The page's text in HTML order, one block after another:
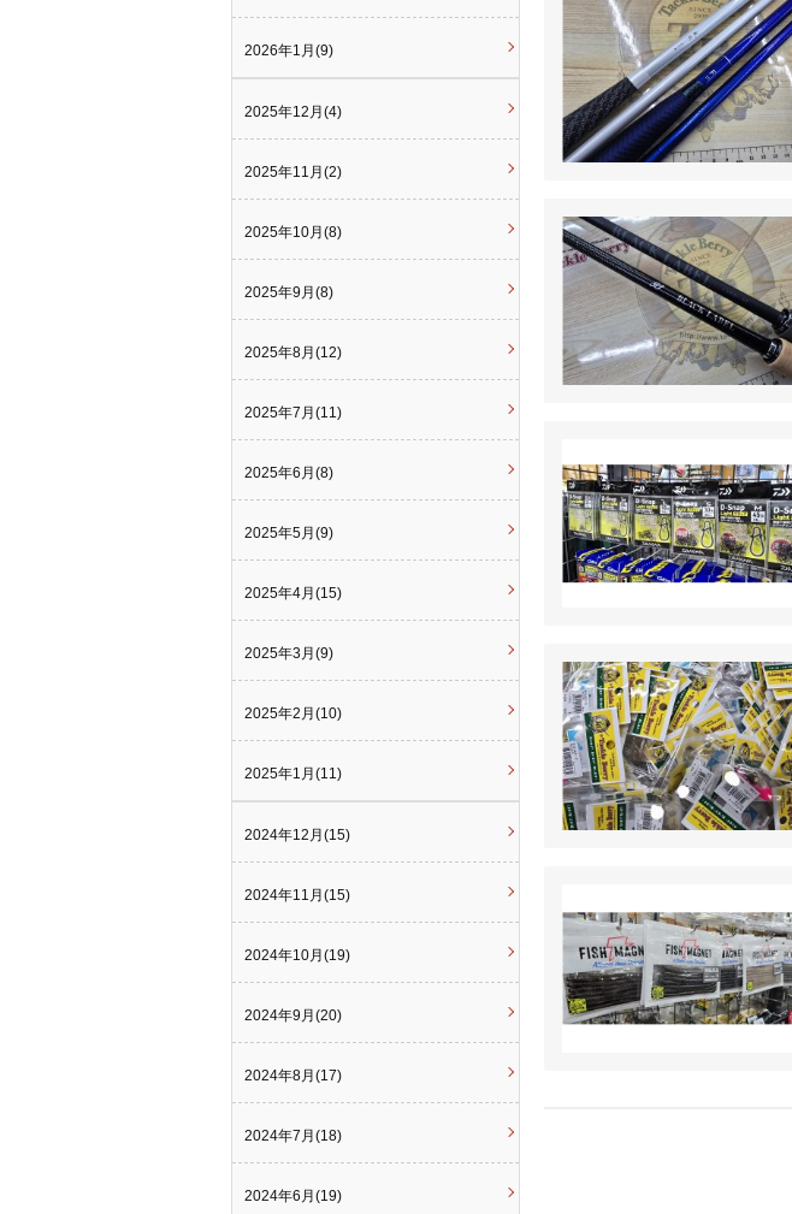
2026年1月(9)
2025年12月(4)
2025年11月(2)
2025年10月(8)
2025年9月(8)
2025年8月(12)
2025年7月(11)
2025年6月(8)
2025年5月(9)
2025年4月(15)
2025年3月(9)
2025年2月(10)
2025年1月(11)
2024年12月(15)
2024年11月(15)
2024年10月(19)
2024年9月(20)
2024年8月(17)
2024年7月(18)
2024年6月(19)